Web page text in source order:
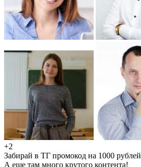
+2
Забирай в ТГ промокод на 1000 рублей
А еще там много крутого контента!